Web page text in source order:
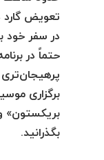
تعویض گارد
در سفر خود
حتماً در
بریکستون»
بگذرانید.